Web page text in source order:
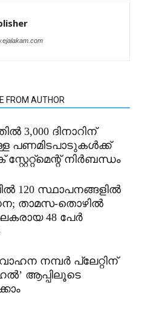
FROM AUTHOR
3,000 ദിനാറിന്
പണമിടപാടുകൾക്ക്
സ്റ്റേറ്റ്മെന്റ് നിർബന്ധം
120 സ്ഥാപനങ്ങളിൽ
താമസ-തൊഴിൽ
48 പേർ
വാഹന നമ്പർ പ്ലേറ്റിന്
ആപ്പിലൂടെ